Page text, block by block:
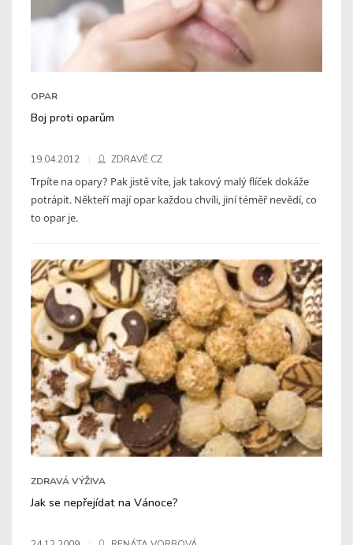
OPAR
Boj proti oparům
19.04.2012 ZDRAVĚ.CZ
Trpíte na opary? Pak jistě víte, jak takový malý flíček dokáže
potrápit. Někteří mají opar každou chvíli, jiní téměř nevědí, co
to opar je.
ZDRAVÁ VÝŽIVA
Jak se nepřejídat na Vánoce?